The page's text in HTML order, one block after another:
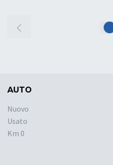
AUTO
Nuovo
Usato
Km 0